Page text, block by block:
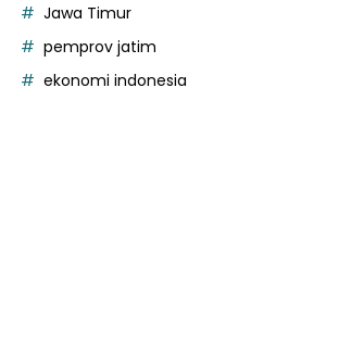
Jawa Timur
pemprov jatim
ekonomi indonesia